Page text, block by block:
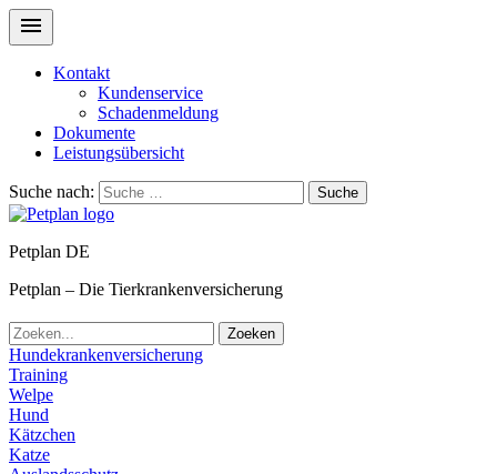
Kontakt
Kundenservice
Schadenmeldung
Dokumente
Leistungsübersicht
Suche nach: Suche
Petplan DE
Petplan – Die Tierkrankenversicherung
Zoeken
Hundekrankenversicherung
Training
Welpe
Hund
Kätzchen
Katze